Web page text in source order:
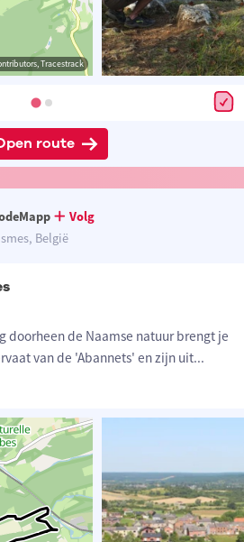
Tracestrack
route
Volg
België
doorheen de Naamse natuur brengt je
van de 'Abannets' en zijn uit...